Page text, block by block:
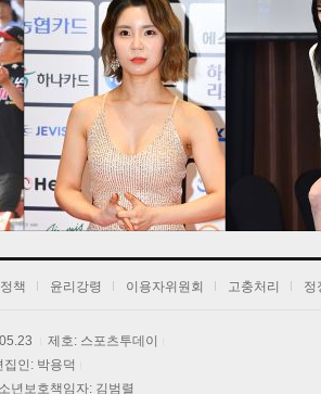
2
책 윤리강령 이용자위원회 고충처리 정
제호: 스포츠투데이
집인: 박용덕
년보호책임자: 김범렬